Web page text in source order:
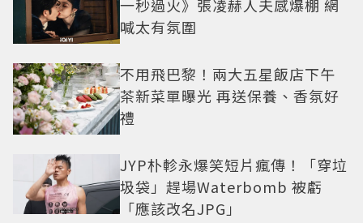
一秒過火》張凌赫人夫感爆棚 網
喊太有氛圍
不用飛巴黎！兩大五星飯店下午
茶新菜單曝光 再送保養、香氛好
禮
JYP朴軫永爆笑短片瘋傳！「穿垃
圾袋」趕場Waterbomb 被虧
「應該改名JPG」